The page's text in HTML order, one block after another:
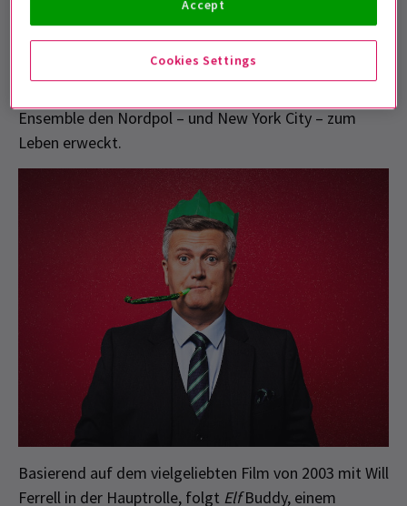
Songs of Praise
) Walter Hobbs. Sie werden begleitet
vonRosanna Hylandals Emily Hobbs,Martyn Ellis
als Weihnachtsmann,Lucinda Lawrence
Ensemble den Nordpol – und New York City – zum
Leben erweckt.
Basierend auf dem vielgeliebten Film von 2003 mit Will
Ferrell in der Hauptrolle, folgt ElfBuddy, einem
Cookies Settings
Accept